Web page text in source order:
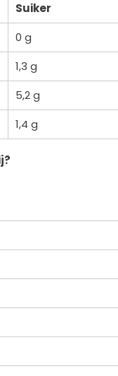
Suiker
0 g
1,3 g
5,2 g
1,4 g